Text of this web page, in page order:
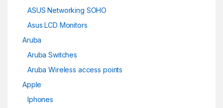
ASUS Networking SOHO
Asus LCD Monitors
Aruba
Aruba Switches
Aruba Wireless access points
Apple
Iphones